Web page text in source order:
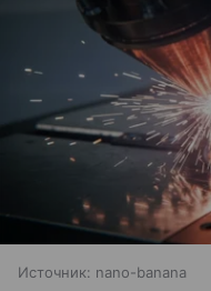
Источник: nano-banana